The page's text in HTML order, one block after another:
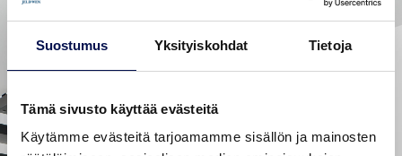
Suostumus Yksityiskohdat Tietoja
Tämä sivusto käyttää evästeitä
Käytämme evästeitä tarjoamamme sisällön ja mainosten